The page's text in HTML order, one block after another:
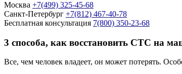
Москва +7(499) 325-45-68
Санкт-Петербург +7(812) 467-40-78
Бесплатная консультация 7(800) 350-23-68
3 способа, как восстановить СТС на
Все, чем человек владеет, он может потерять.